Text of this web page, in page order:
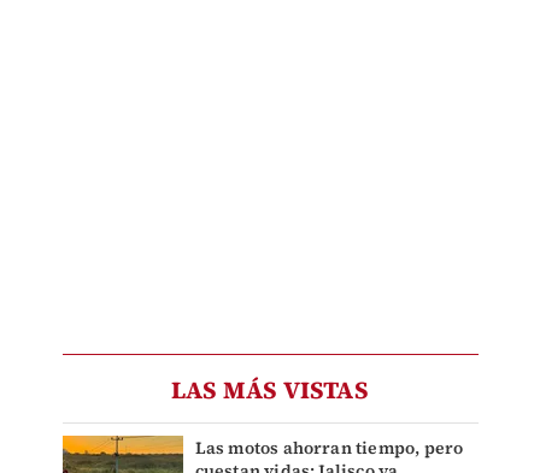
LAS MÁS VISTAS
Las motos ahorran tiempo, pero